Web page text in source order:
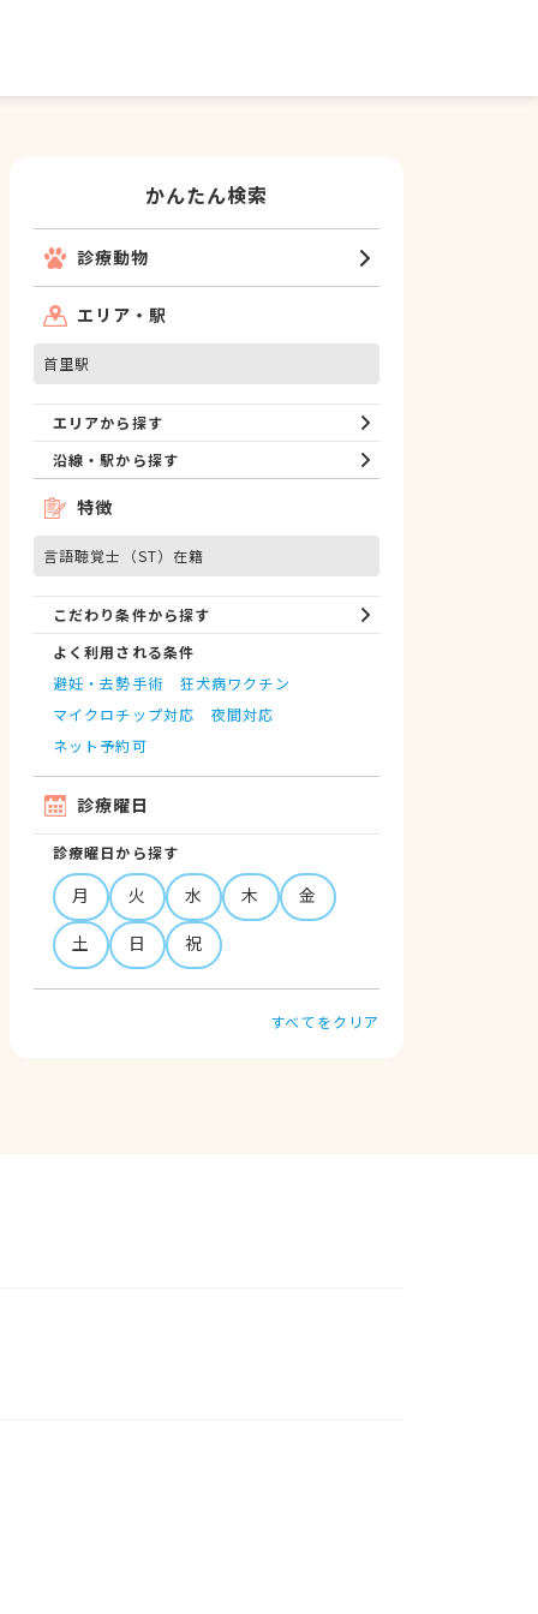
かんたん検索
診療動物
エリア・駅
首里駅
エリアから探す
沿線・駅から探す
特徴
言語聴覚士（ST）在籍
こだわり条件から探す
よく利用される条件
避妊・去勢手術
狂犬病ワクチン
マイクロチップ対応
夜間対応
ネット予約可
診療曜日
診療曜日から探す
月 火 水 木
金
土
日 祝
すべてをクリア